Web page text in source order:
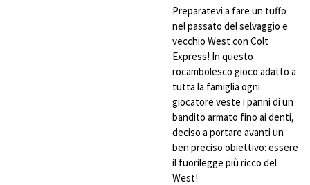
Preparatevi a fare un tuffo
nel passato del selvaggio e
vecchio West con Colt
Express! In questo
rocambolesco gioco adatto a
tutta la famiglia ogni
giocatore veste i panni di un
bandito armato fino ai denti,
deciso a portare avanti un
ben preciso obiettivo: essere
il fuorilegge più ricco del
West!